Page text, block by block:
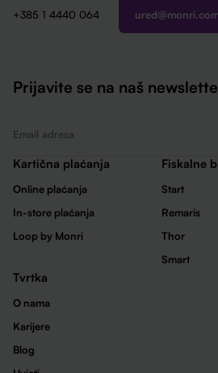
+385 1 4440 064
Prijavite se na naš
Kartična plaćanja
Online plaćanja
In-store plaćanja
Loop by Monri
Fiskalne
Start
Remaris
Thor
Smart
Tvrtka
O nama
Karijere
Blog